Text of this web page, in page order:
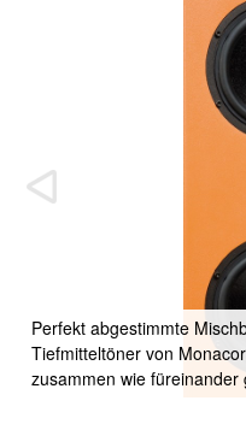
Perfekt abgestimmte
Tiefmitteltöner von
zusammen wie füreinander